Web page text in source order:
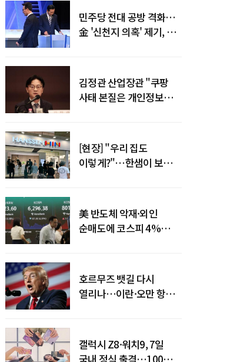
민주당 전대 공방 격화…
金 '신천지 의혹' 제기, 鄭
김정관 산업장관 "쿠팡
사태 본질은 개인정보
[현장] "우리 집도
이렇게?"…한샘이 보여준
美 반도체 악재·외인
순매도에 코스피 4%
호르무즈 뱃길 다시
열리나…이란·오만 항로
갤럭시 Z8·워치9, 7일
국내 정식 출격…100개국